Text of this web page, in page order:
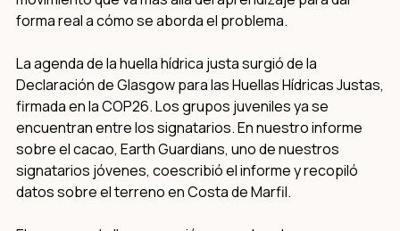
forma real a cómo se aborda el problema.
La agenda de la huella hídrica justa surgió de la
Declaración de Glasgow para las Huellas Hídricas Justas,
firmada en la COP26. Los grupos juveniles ya se
encuentran entre los signatarios. En nuestro informe
sobre el cacao, Earth Guardians, uno de nuestros
signatarios jóvenes, coescribió el informe y recopiló
datos sobre el terreno en Costa de Marfil.